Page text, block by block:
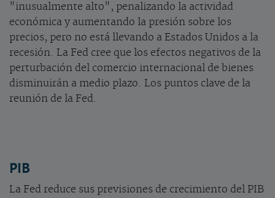
"inusualmente alto", penalizando la actividad
económica y aumentando la presión sobre los
precios, pero no está llevando a Estados Unidos a la
recesión. La Fed cree que los efectos negativos de la
perturbación del comercio internacional de bienes
disminuirán a medio plazo. Los puntos clave de la
reunión de la Fed.
PIB
La Fed reduce sus previsiones de crecimiento del PIB